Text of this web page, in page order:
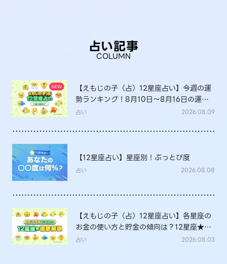
占い記事
COLUMN
【えもじの子（占）12星座占い】今週の運
勢ランキング！8月10日～8月16日の運勢
は？
占い 2026.08.09
【12星座占い】星座別！ぶっとび度
占い 2026.08.08
【えもじの子（占）12星座占い】各星座の
お金の使い方と貯金の傾向は？12星座★徹
底解説
占い 2026.08.03